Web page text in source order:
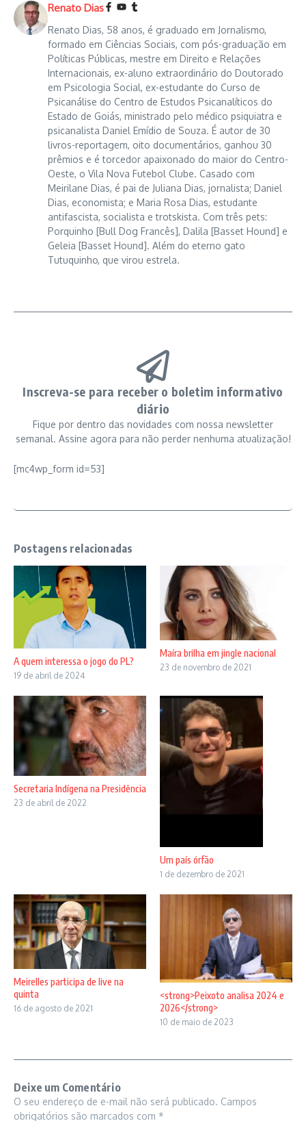
Renato Dias
Renato Dias, 58 anos, é graduado em Jornalismo,
formado em Ciências Sociais, com pós-graduação em
Políticas Públicas, mestre em Direito e Relações
Internacionais, ex-aluno extraordinário do Doutorado
em Psicologia Social, ex-estudante do Curso de
Psicanálise do Centro de Estudos Psicanalíticos do
Estado de Goiás, ministrado pelo médico psiquiatra e
psicanalista Daniel Emídio de Souza. É autor de 30
livros-reportagem, oito documentários, ganhou 30
prêmios e é torcedor apaixonado do maior do Centro-
Oeste, o Vila Nova Futebol Clube. Casado com
Meirilane Dias, é pai de Juliana Dias, jornalista; Daniel
Dias, economista; e Maria Rosa Dias, estudante
antifascista, socialista e trotskista. Com três pets:
Porquinho [Bull Dog Francês], Dalila [Basset Hound] e
Geleia [Basset Hound]. Além do eterno gato
Tutuquinho, que virou estrela.
Inscreva-se para receber o boletim informativo
diário
Fique por dentro das novidades com nossa newsletter
semanal. Assine agora para não perder nenhuma atualização!
[mc4wp_form id=53]
Postagens relacionadas
A quem interessa o jogo do PL?
19 de abril de 2024
Maíra brilha em jingle nacional
23 de novembro de 2021
Secretaria Indígena na Presidência
23 de abril de 2022
Um país órfão
1 de dezembro de 2021
Meirelles participa de live na
quinta
16 de agosto de 2021
<strong>Peixoto analisa 2024 e
2026</strong>
10 de maio de 2023
Deixe um Comentário
O seu endereço de e-mail não será publicado. Campos
obrigatórios são marcados com *